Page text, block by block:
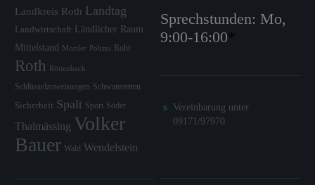
Landkreis Roth Landtag
Landwirtschaft Ländlicher Raum
Mittelstand Mortler Polizei Rohr
Roth Röttenbach
Schlüsselzuweisungen Schwanstetten
Sicherheit Spalt Sport Söder
Thalmässing Volker
Bauer Wald Wendelstein
Sprechstunden: Mo,
9:00-16:00*
Vereinbarung unter
09171/97970